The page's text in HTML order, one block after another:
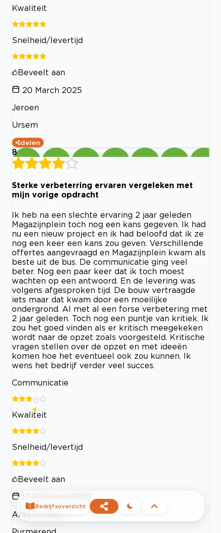
Kwaliteit
Snelheid/levertijd
Beveelt aan
20 March 2025
Jeroen
Ursem
delen
8
Sterke verbeterring ervaren vergeleken met
mijn vorige opdracht
Ik heb na een slechte ervaring 2 jaar geleden
Magazijnplein toch nog een kans gegeven. Ik had
nu een nieuw project en ik had beloofd dat ik ze
nog een keer een kans zou geven. Verschillende
offertes aangevraagd en Magazijnplein kwam als
beste uit de bus. De communicatie ging veel
beter. Nog een paar keer dat ik toch moest
wachten op een antwoord. En de levering was
volgens afgesproken tijd. De bouw vertraagde
iets maar dat kwam door een moeilijke
ondergrond. Al met al een forse verbetering met
2 jaar geleden. Toch nog een puntje van kritiek. Ik
zou het goed vinden als er kritisch meegekeken
wordt naar de opzet zoals voorgesteld. Kritische
vragen stellen over de opzet en met ideeën
komen hoe het eventueel ook zou kunnen. Ik
wens het bedrijf verder veel succes.
Communicatie
Kwaliteit
Snelheid/levertijd
Beveelt aan
17 February 2025
Anton Pronk
Bedrijfsoverzicht